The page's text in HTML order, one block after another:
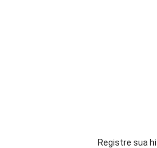
Registre sua